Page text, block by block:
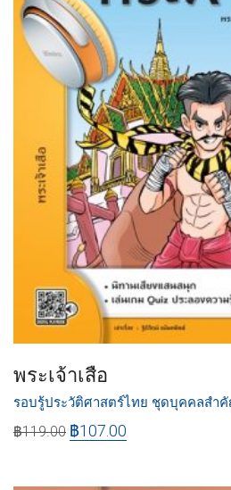
พระเจ้าเสือ
รอบรู้ประวัติศาสตร์ไทย ชุดบุคคลสำ
฿119.00 ฿107.00